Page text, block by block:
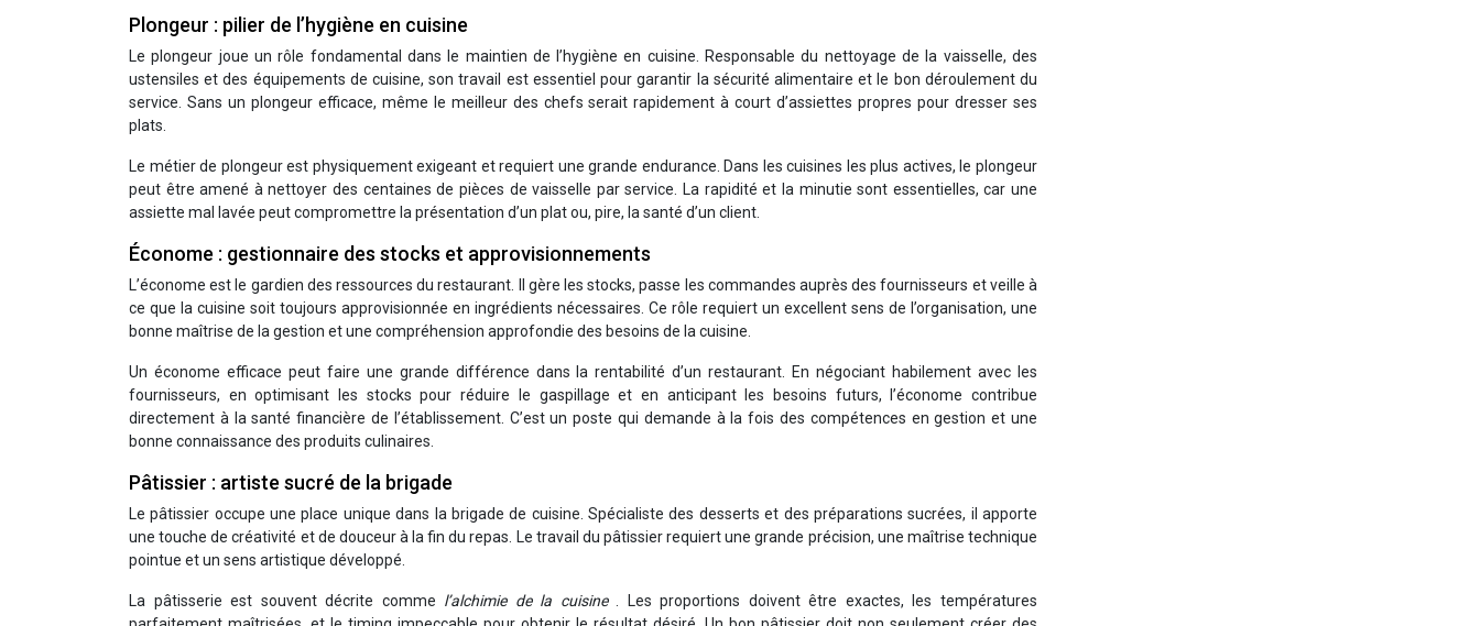
Plongeur : pilier de l’hygiène en cuisine
Le plongeur joue un rôle fondamental dans le maintien de l’hygiène en cuisine. Responsable du nettoyage de la vaisselle, des
ustensiles et des équipements de cuisine, son travail est essentiel pour garantir la sécurité alimentaire et le bon déroulement du
service. Sans un plongeur efficace, même le meilleur des chefs serait rapidement à court d’assiettes propres pour dresser ses
plats.
Le métier de plongeur est physiquement exigeant et requiert une grande endurance. Dans les cuisines les plus actives, le plongeur
peut être amené à nettoyer des centaines de pièces de vaisselle par service. La rapidité et la minutie sont essentielles, car une
assiette mal lavée peut compromettre la présentation d’un plat ou, pire, la santé d’un client.
Économe : gestionnaire des stocks et approvisionnements
L’économe est le gardien des ressources du restaurant. Il gère les stocks, passe les commandes auprès des fournisseurs et veille à
ce que la cuisine soit toujours approvisionnée en ingrédients nécessaires. Ce rôle requiert un excellent sens de l’organisation, une
bonne maîtrise de la gestion et une compréhension approfondie des besoins de la cuisine.
Un économe efficace peut faire une grande différence dans la rentabilité d’un restaurant. En négociant habilement avec les
fournisseurs, en optimisant les stocks pour réduire le gaspillage et en anticipant les besoins futurs, l’économe contribue
directement à la santé financière de l’établissement. C’est un poste qui demande à la fois des compétences en gestion et une
bonne connaissance des produits culinaires.
Pâtissier : artiste sucré de la brigade
Le pâtissier occupe une place unique dans la brigade de cuisine. Spécialiste des desserts et des préparations sucrées, il apporte
une touche de créativité et de douceur à la fin du repas. Le travail du pâtissier requiert une grande précision, une maîtrise technique
pointue et un sens artistique développé.
La pâtisserie est souvent décrite comme l’alchimie de la cuisine. Les proportions doivent être exactes, les températures